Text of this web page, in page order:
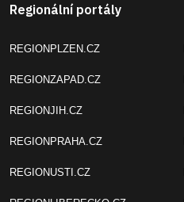
Regionální portály
REGIONPLZEN.CZ
REGIONZAPAD.CZ
REGIONJIH.CZ
REGIONPRAHA.CZ
REGIONUSTI.CZ